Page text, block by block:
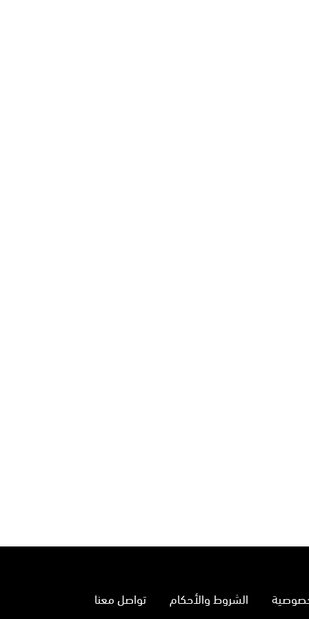
الشروط والأحكام
تواصل معنا